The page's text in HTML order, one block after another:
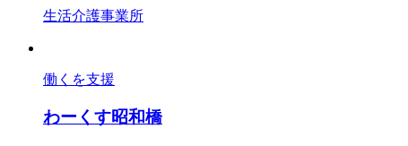
生活介護事業所
働くを支援
わーくす昭和橋